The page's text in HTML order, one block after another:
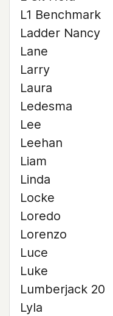
L1 Benchmark
Ladder Nancy
Lane
Larry
Laura
Ledesma
Lee
Leehan
Liam
Linda
Locke
Loredo
Lorenzo
Luce
Luke
Lumberjack 20
Lyla